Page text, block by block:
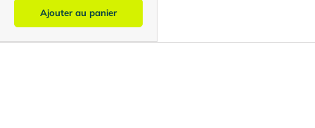
Ajouter au panier